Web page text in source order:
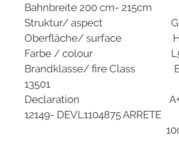
Bahnbreite 200 cm- 215cm
Struktur/ aspect
Oberfläche/ surface
Farbe / colour
Brandklasse/ fire Class
13501
Declaration A+,
12149- DEVL1104875 ARRETE
100%